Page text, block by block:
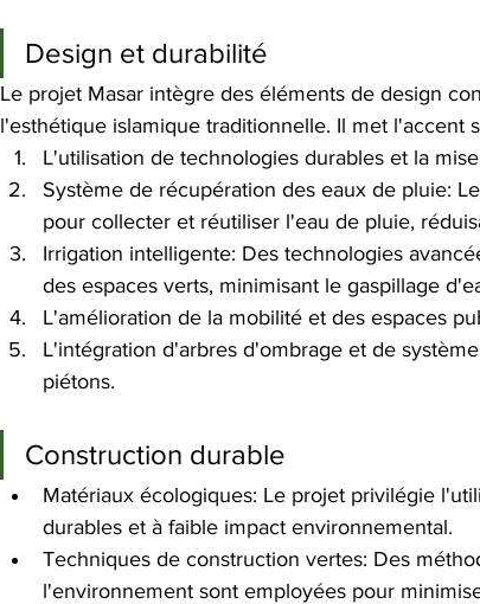
Design et durabilité
Le projet Masar intègre des éléments de design
l'esthétique islamique traditionnelle. Il met l'accent
L'utilisation de technologies durables et la
Système de récupération des eaux de pluie:
pour collecter et réutiliser l'eau de pluie,
Irrigation intelligente: Des technologies
des espaces verts, minimisant le gaspillage
L'amélioration de la mobilité et des espaces
L'intégration d'arbres d'ombrage et de
piétons.
Construction durable
Matériaux écologiques: Le projet privilégie
durables et à faible impact environnemental.
Techniques de construction vertes: Des
l'environnement sont employées pour